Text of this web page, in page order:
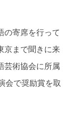
の寄席を行って
京まで聞きに来
芸術協会に所属
会で奨励賞を取